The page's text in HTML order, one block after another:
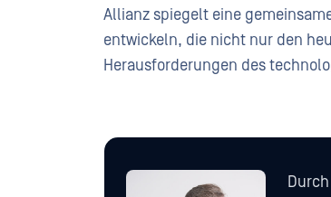
Allianz spiegelt eine
entwickeln, die nicht nur den
Herausforderungen des